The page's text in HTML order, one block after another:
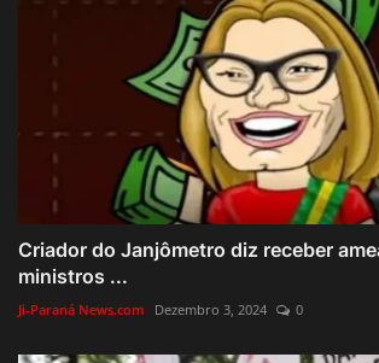
Criador do Janjômetro diz receber
ministros ...
Ji-Paraná News.com Dezembro 3, 2024 0